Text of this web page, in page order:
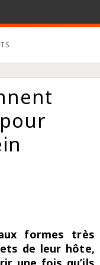
formes très
de leur hôte,